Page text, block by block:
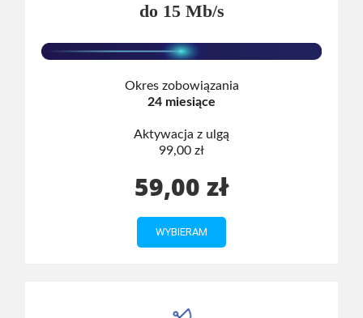
do 15 Mb/s
Okres zobowiązania
24 miesiące
Aktywacja z ulgą
99,00 zł
59,00 zł
WYBIERAM